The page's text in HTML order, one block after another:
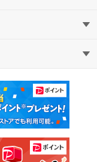
ション
建て
住まいの先生